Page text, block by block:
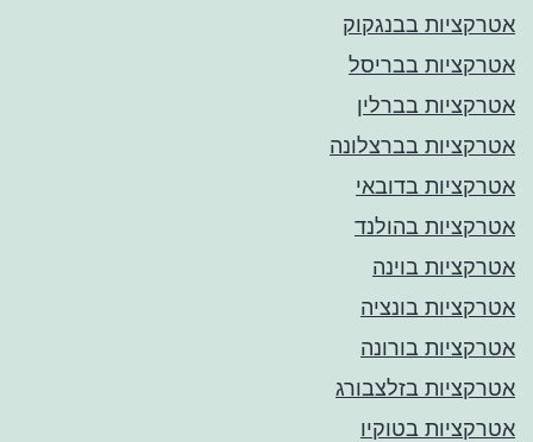
אטרקציות בבנגקוק
אטרקציות בבריסל
אטרקציות בברלין
אטרקציות בברצלונה
אטרקציות בדובאי
אטרקציות בהולנד
אטרקציות בוינה
אטרקציות בונציה
אטרקציות בורונה
אטרקציות בזלצבורג
אטרקציות בטוקיו